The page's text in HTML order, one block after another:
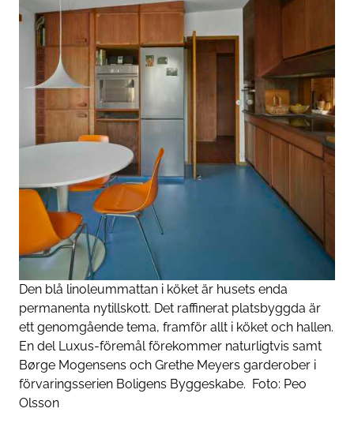
Den blå linoleummattan i köket är husets enda
permanenta nytillskott. Det raffinerat platsbyggda är
ett genomgående tema, framför allt i köket och hallen.
En del Luxus-föremål förekommer naturligtvis samt
Børge Mogensens och Grethe Meyers garderober i
förvaringsserien Boligens Byggeskabe. Foto: Peo
Olsson